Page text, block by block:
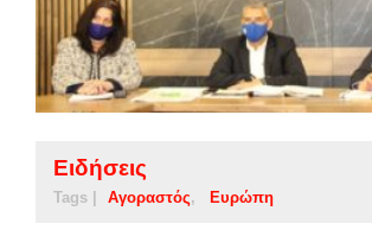
Ειδήσεις
Tags | Αγοραστός Ευρώπη